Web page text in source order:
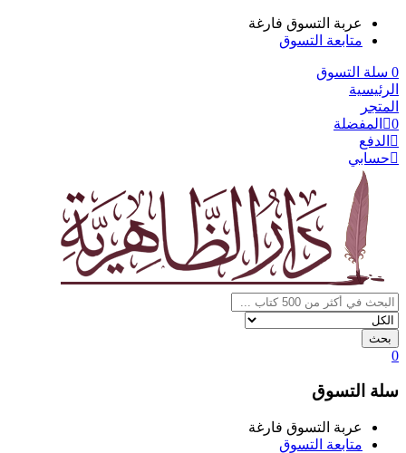
عربة التسوق فارغة
متابعة التسوق
0 سلة التسوق
الرئيسية
المتجر
0
المفضلة
الدفع
حسابي
بحث
0
سلة التسوق
عربة التسوق فارغة
متابعة التسوق